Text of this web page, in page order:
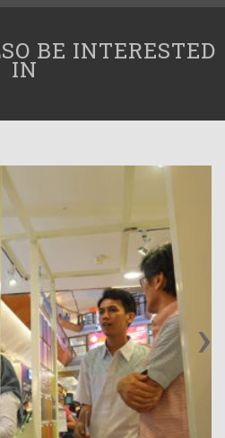
BE INTERESTED
IN
›